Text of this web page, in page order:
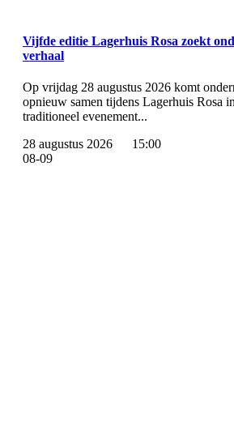
Vijfde editie Lagerhuis Rosa zoekt
verhaal
Op vrijdag 28 augustus 2026 komt
opnieuw samen tijdens Lagerhuis Rosa
traditioneel evenement...
28 augustus 2026
15:00
08-09